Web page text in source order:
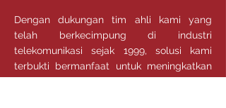
Dengan dukungan tim ahli kami yang
telah berkecimpung di industri
telekomunikasi sejak 1999, solusi kami
terbukti bermanfaat untuk meningkatkan